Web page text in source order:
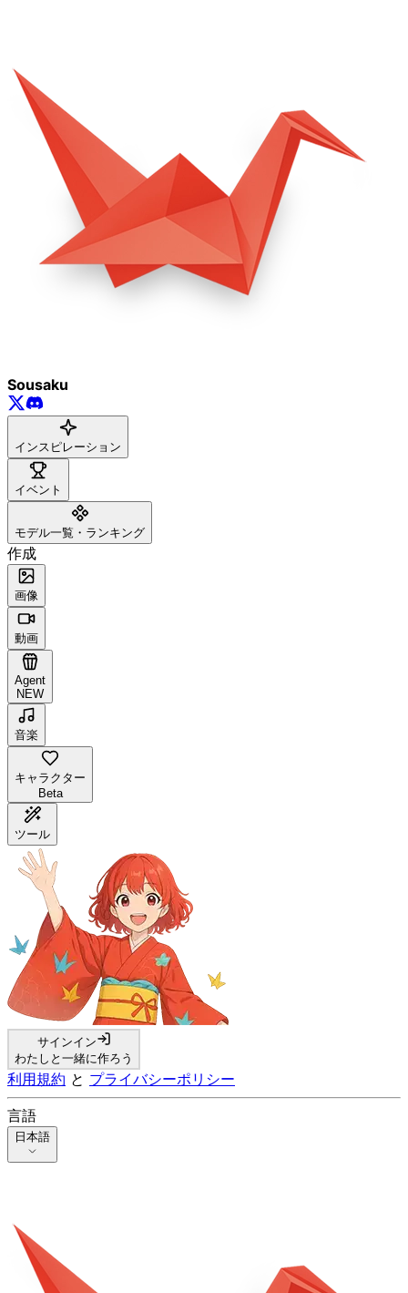
Sousaku
インスピレーション
イベント
モデル一覧・ランキング
作成
画像
動画
Agent
NEW
音楽
キャラクター
Beta
ツール
サインイン
わたしと一緒に作ろう
利用規約 と プライバシーポリシー
言語
日本語